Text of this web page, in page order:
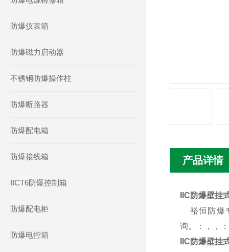
防爆仪表箱
防爆磁力启动器
不锈钢防爆操作柱
防爆断路器
防爆配电箱
防爆接线箱
IICT6防爆控制箱
防爆配电柜
防爆电控箱
产品详情
IIC防爆壁挂
裕恒防爆
询。：，，
IIC防爆壁挂